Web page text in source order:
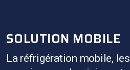
SOLUTION MOBILE
La réfrigération mobile, les